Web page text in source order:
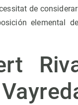
de
elemental